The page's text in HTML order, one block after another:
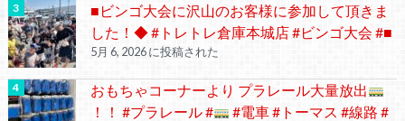
■ビンゴ大会に沢山のお客様に参加して頂きま
した！◆ #トレトレ倉庫本城店 #ビンゴ大会 #■
5月 6, 2026 に投稿された
おもちゃコーナーより プラレール大量放出
！！ #プラレール #
#電車 #トーマス #線路 #